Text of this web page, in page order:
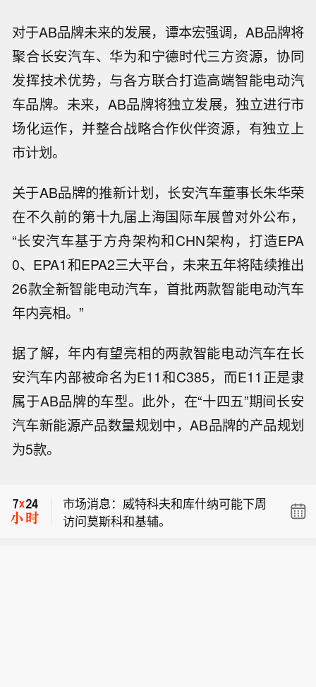
对于AB品牌未来的发展，谭本宏强调，AB品牌将
聚合长安汽车、华为和宁德时代三方资源，协同
发挥技术优势，与各方联合打造高端智能电动汽
车品牌。未来，AB品牌将独立发展，独立进行市
场化运作，并整合战略合作伙伴资源，有独立上
市计划。
关于AB品牌的推新计划，长安汽车董事长朱华荣
在不久前的第十九届上海国际车展曾对外公布，
“长安汽车基于方舟架构和CHN架构，打造EPA
0、EPA1和EPA2三大平台，未来五年将陆续推出
26款全新智能电动汽车，首批两款智能电动汽车
年内亮相。”
据了解，年内有望亮相的两款智能电动汽车在长
安汽车内部被命名为E11和C385，而E11正是隶
属于AB品牌的车型。此外，在“十四五”期间长安
汽车新能源产品数量规划中，AB品牌的产品规划
为5款。
万斯：最为关注的是让最大数量的油气
营。
市场消息：威特科夫和库什纳可能下周
访问莫斯科和基辅。